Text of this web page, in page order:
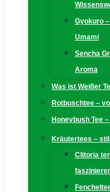
Gyokuro
Umami
Sencha
Aroma
Was ist Weißer
Rotbuschtee –
Honeybush Tee
Kräutertees –
Clitoria